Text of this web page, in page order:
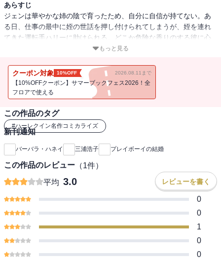
あらすじ
ジェンは華やかな姉の陰で育ったため、自分に自信が持てない。あ
る日、仕事の最中に姪の世話を押し付けられてしまうが、姪を連れ
てきた運転手ハリーに助けられる。どこか危険な香りのする彼に心
ひかれるジェンだが、数日後、新聞の社交欄をにぎわす人気小説家
もっと見る
クーポン対象 10%OFF 2026.08.11まで
【10%OFFクーポン】サマーブックフェス2026！全
フロアで使える
この作品のタグ
#ハーレクイン名作コミカライズ
新刊通知
バーバラ・ハネイ 三浦浩子 プレイボーイの結婚
この作品のレビュー （1件）
平均 3.0 レビューを書く
0
0
1
0
0